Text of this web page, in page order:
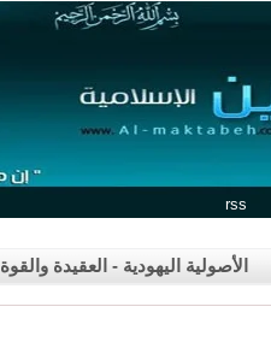
rss
الأصولية اليهودية - العقيدة والقوة